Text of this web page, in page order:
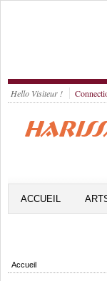
Hello Visiteur !
ACCUEIL
Accueil